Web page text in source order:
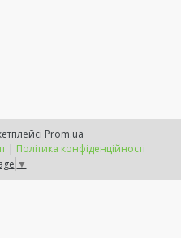
Prom.ua
| Політика конфіденційності
▼